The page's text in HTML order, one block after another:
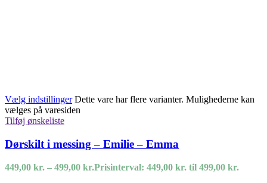
Vælg indstillinger Dette vare har flere varianter. Mulighederne kan
vælges på varesiden
Tilføj ønskeliste
Dørskilt i messing – Emilie – Emma
449,00 kr. – 499,00 kr.Prisinterval: 449,00 kr. til 499,00 kr.